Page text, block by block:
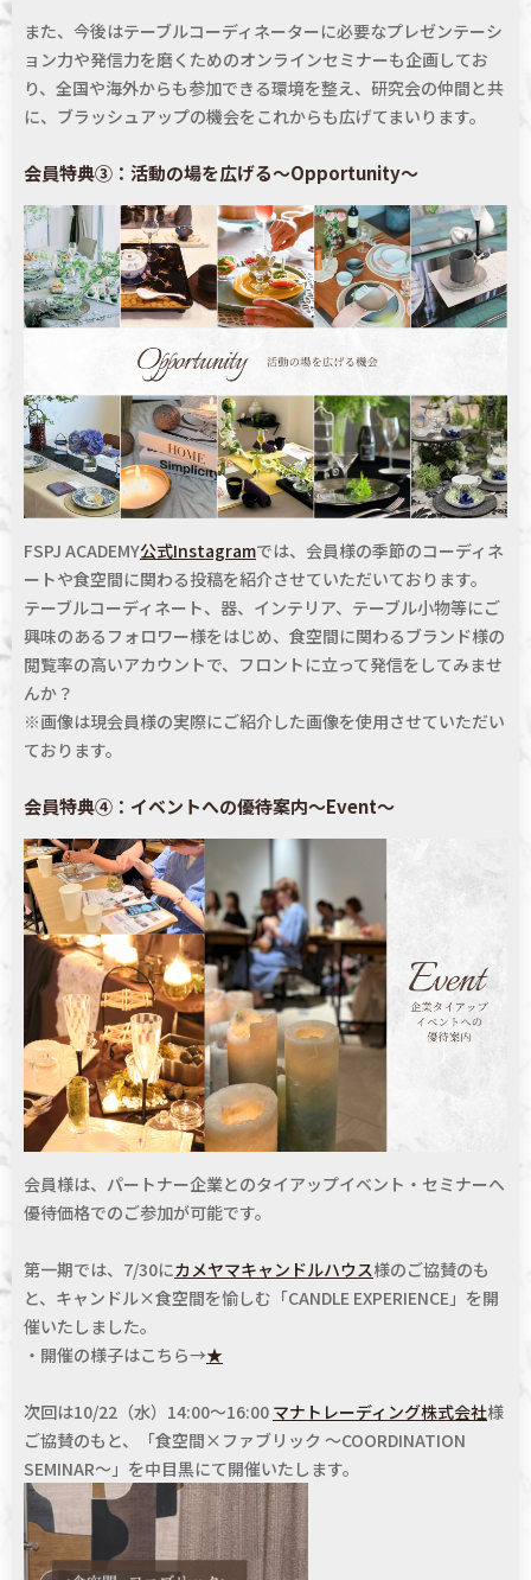
また、今後はテーブルコーディネーターに必要なプレゼンテーシ
ョン力や発信力を磨くためのオンラインセミナーも企画してお
り、 全国や海外からも参加できる環境を整え、研究会の仲間と共
に、ブラッシュアップの機会をこれからも広げてまいります。
会員特典③：活動の場を広げる～Opportunity～
FSPJ ACADEMY公式Instagramでは、会員様の季節のコーディネ
ートや食空間に関わる投稿を紹介させていただいております。
テーブルコーディネート、器、インテリア、テーブル小物等にご
興味のあるフォロワー様をはじめ、食空間に関わるブランド様の
閲覧率の高いアカウントで、フロントに立って発信をしてみませ
んか？
※画像は現会員様の実際にご紹介した画像を使用させていただい
ております。
会員特典④：イベントへの優待案内～Event～
会員様は、パートナー企業とのタイアップイベント・セミナーへ
優待価格でのご参加が可能です。
第一期では、7/30にカメヤマキャンドルハウス様のご協賛のも
と、 キャンドル×食空間を愉しむ「CANDLE EXPERIENCE」 を開
催いたしました。
・開催の様子はこちら→★
次回は10/22（水）14:00～16:00 マナトレーディング株式会社様
ご協賛のもと、「食空間×ファブリック ～COORDINATION
SEMINAR～」を中目黒にて開催いたします。